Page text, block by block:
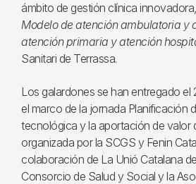
ámbito de gestión clínica
Modelo de atención ambulatoria y
atención primaria y atención
Sanitari de Terrassa.
Los galardones se han entregado el
el marco de la jornada Planificación
tecnológica y la aportación de valor
organizada por la SCGS y Fenin
colaboración de La Unió Catalana
Consorcio de Salud y Social y la